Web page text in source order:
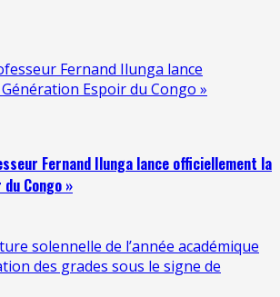
Fernand Ilunga lance
Espoir du Congo »
Fernand Ilunga lance officiellement la
Congo »
solennelle de l’année académique
des grades sous le signe de